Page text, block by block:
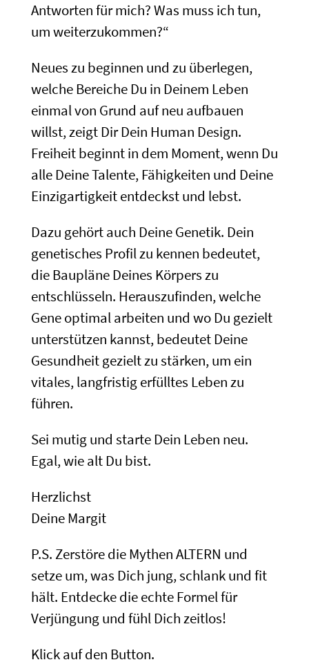
Antworten für mich? Was muss ich tun,
um weiterzukommen?“
Neues zu beginnen und zu überlegen,
welche Bereiche Du in Deinem Leben
einmal von Grund auf neu aufbauen
willst, zeigt Dir Dein Human Design.
Freiheit beginnt in dem Moment, wenn Du
alle Deine Talente, Fähigkeiten und Deine
Einzigartigkeit entdeckst und lebst.
Dazu gehört auch Deine Genetik. Dein
genetisches Profil zu kennen bedeutet,
die Baupläne Deines Körpers zu
entschlüsseln. Herauszufinden, welche
Gene optimal arbeiten und wo Du gezielt
unterstützen kannst, bedeutet Deine
Gesundheit gezielt zu stärken, um ein
vitales, langfristig erfülltes Leben zu
führen.
Sei mutig und starte Dein Leben neu.
Egal, wie alt Du bist.
Herzlichst
Deine Margit
P.S. Zerstöre die Mythen ALTERN und
setze um, was Dich jung, schlank und fit
hält. Entdecke die echte Formel für
Verjüngung und fühl Dich zeitlos!
Klick auf den Button.